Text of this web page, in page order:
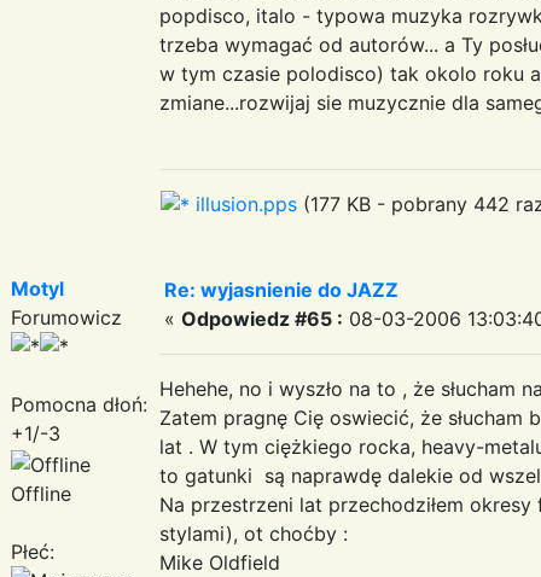
popdisco, italo - typowa muzyka
trzeba wymagać od autorów... a Ty
w tym czasie polodisco) tak okolo roku
zmiane...rozwijaj sie muzycznie dla
illusion.pps (177 KB - pobrany 442
Motyl
Forumowicz
Pomocna dłoń:
+1/-3
Offline
Płeć:
Re: wyjasnienie do JAZZ
« Odpowiedz #65 : 08-03-2006
Hehehe, no i wyszło na to , że słucham
Zatem pragnę Cię oswiecić, że
lat . W tym ciężkiego rocka, heavy-
to gatunki są naprawdę dalekie od
Na przestrzeni lat przechodziłem
stylami), ot choćby :
Mike Oldfield